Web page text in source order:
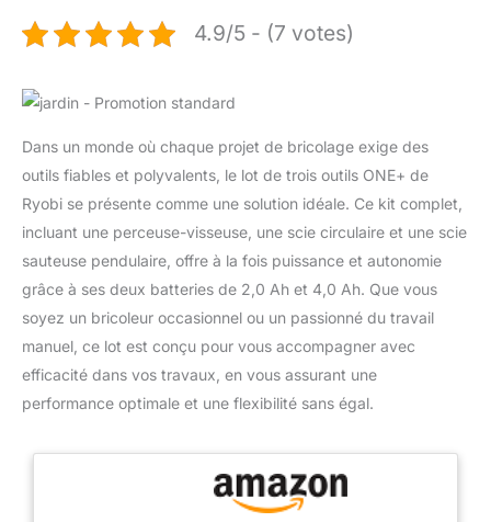
4.9/5 - (7 votes)
Dans un monde où chaque projet de bricolage exige des
outils fiables et polyvalents, le lot de trois outils ONE+ de
Ryobi se présente comme une solution idéale. Ce kit complet,
incluant une perceuse-visseuse, une scie circulaire et une scie
sauteuse pendulaire, offre à la fois puissance et autonomie
grâce à ses deux batteries de 2,0 Ah et 4,0 Ah. Que vous
soyez un bricoleur occasionnel ou un passionné du travail
manuel, ce lot est conçu pour vous accompagner avec
efficacité dans vos travaux, en vous assurant une
performance optimale et une flexibilité sans égal.